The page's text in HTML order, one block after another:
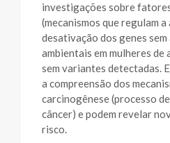
investigações sobre
(mecanismos que regulam
desativação dos genes
ambientais em mulheres de
sem variantes detectadas.
a compreensão dos
carcinogênese (processo
câncer) e podem revelar
risco.